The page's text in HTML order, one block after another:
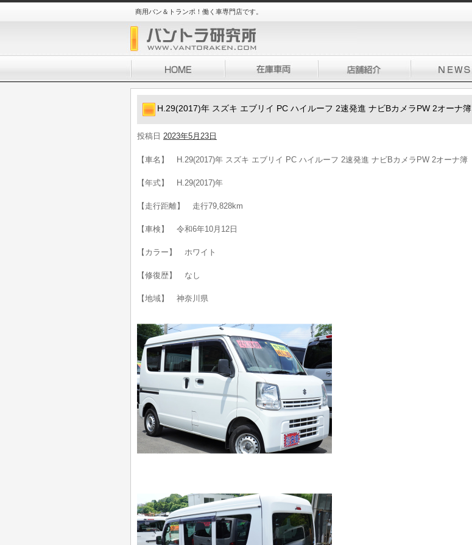
商用バン＆トランポ！働く車専門店です。
H.29(2017)年 スズキ エブリイ PC ハイルーフ 2速発進 ナビBカメラPW 2オーナ簿
投稿日 2023年5月23日
【車名】 H.29(2017)年 スズキ エブリイ PC ハイルーフ 2速発進 ナビBカメラPW 2オーナ簿
【年式】 H.29(2017)年
【走行距離】 走行79,828km
【車検】 令和6年10月12日
【カラー】 ホワイト
【修復歴】 なし
【地域】 神奈川県